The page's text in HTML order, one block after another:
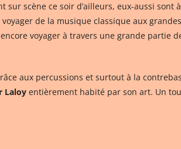
sur scène ce soir d’ailleurs, eux-aussi
de la musique classique aux
voyager à travers une grande partie
aux percussions et surtout à la
Laloy entièrement habité par son art. Un